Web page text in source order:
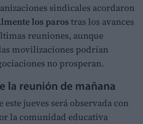
sindicales acordaron
los parostras los avances
reuniones, aunque
movilizaciones podrían
no prosperan.
la reunión de mañana
este jueves será observada con
la comunidad educativa